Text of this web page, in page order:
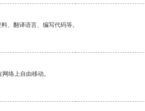
、翻译语言、编写代码等。
络上自由移动。